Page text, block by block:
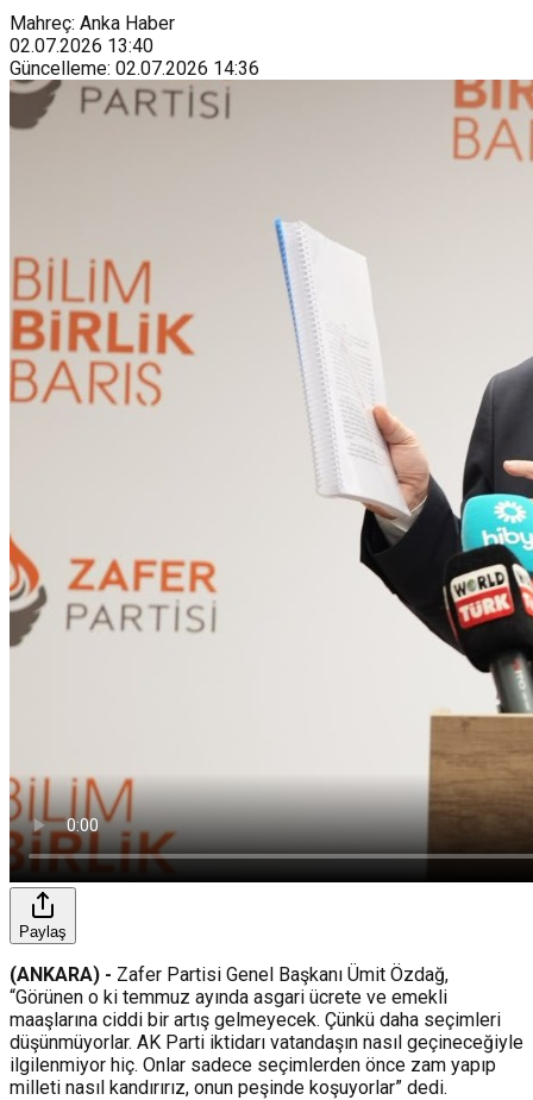
Mahreç: Anka Haber
02.07.2026 13:40
Güncelleme: 02.07.2026 14:36
Paylaş
(ANKARA) - Zafer Partisi Genel Başkanı Ümit Özdağ,
“Görünen o ki temmuz ayında asgari ücrete ve emekli
maaşlarına ciddi bir artış gelmeyecek. Çünkü daha seçimleri
düşünmüyorlar. AK Parti iktidarı vatandaşın nasıl geçineceğiyle
ilgilenmiyor hiç. Onlar sadece seçimlerden önce zam yapıp
milleti nasıl kandırırız, onun peşinde koşuyorlar” dedi.